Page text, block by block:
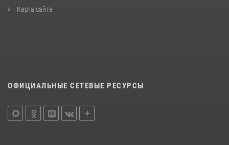
Карта сайта
ОФИЦИАЛЬНЫЕ СЕТЕВЫЕ РЕСУРСЫ